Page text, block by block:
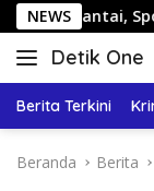
Langsung
ke
konten
NEWS
Spot Foto, dan
Detik One
Tajam
Fakta
Berita Terkini
Beranda Berita